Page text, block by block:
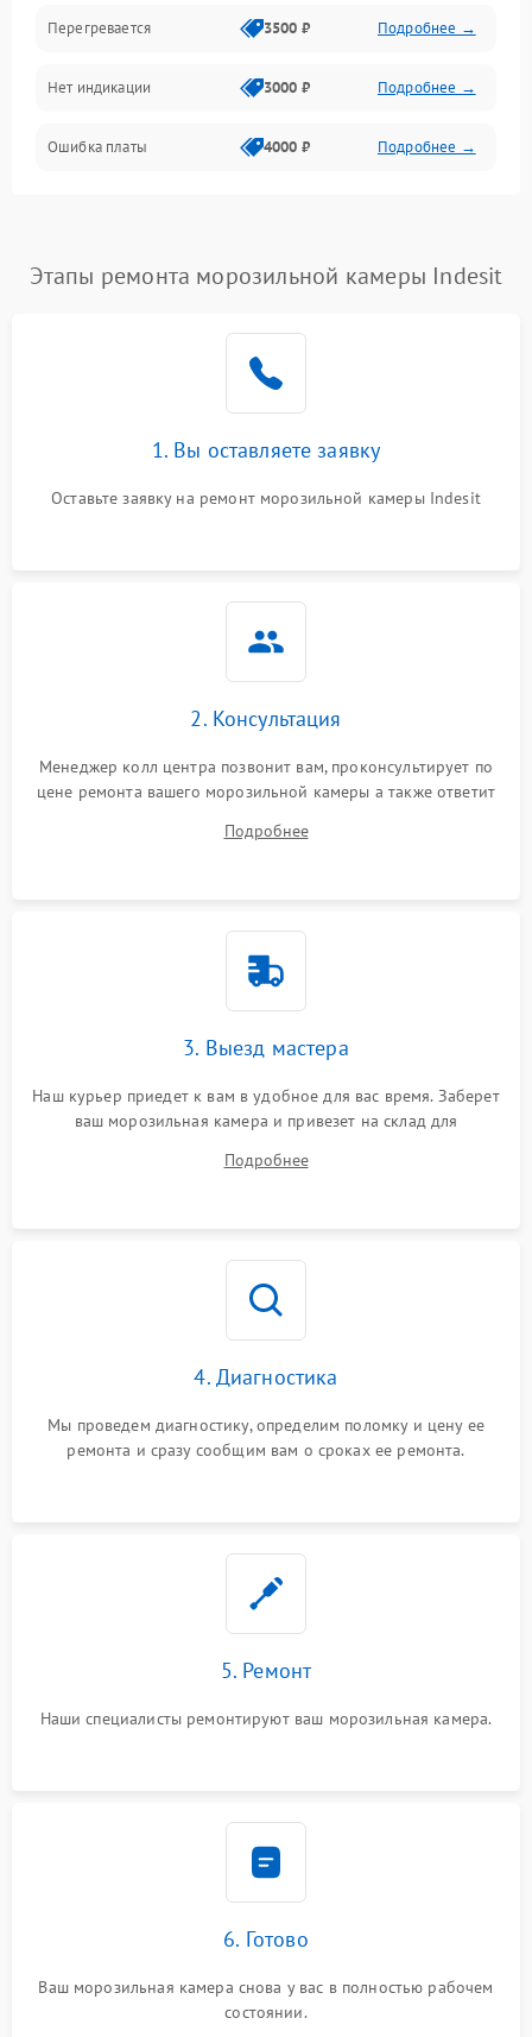
Перегревается 3500 ₽ Подробнее →
Нет индикации 3000 ₽ Подробнее →
Ошибка платы 4000 ₽ Подробнее →
Этапы ремонта морозильной камеры Indesit
1. Вы оставляете заявку
Оставьте заявку на ремонт морозильной камеры Indesit
2. Консультация
Менеджер колл центра позвонит вам, проконсультирует по
цене ремонта вашего морозильной камеры а также ответит
Подробнее
3. Выезд мастера
Наш курьер приедет к вам в удобное для вас время. Заберет
ваш морозильная камера и привезет на склад для
Подробнее
4. Диагностика
Мы проведем диагностику, определим поломку и цену ее
ремонта и сразу сообщим вам о сроках ее ремонта.
5. Ремонт
Наши специалисты ремонтируют ваш морозильная камера.
6. Готово
Ваш морозильная камера снова у вас в полностью рабочем
состоянии.